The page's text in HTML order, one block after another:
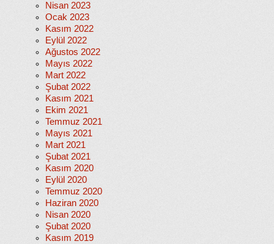
Nisan 2023
Ocak 2023
Kasım 2022
Eylül 2022
Ağustos 2022
Mayıs 2022
Mart 2022
Şubat 2022
Kasım 2021
Ekim 2021
Temmuz 2021
Mayıs 2021
Mart 2021
Şubat 2021
Kasım 2020
Eylül 2020
Temmuz 2020
Haziran 2020
Nisan 2020
Şubat 2020
Kasım 2019